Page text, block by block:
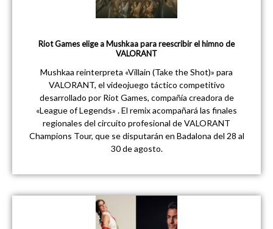
Riot Games elige a Mushkaa para reescribir el himno de
VALORANT
Mushkaa reinterpreta «Villain (Take the Shot)» para
VALORANT, el videojuego táctico competitivo
desarrollado por Riot Games, compañía creadora de
«League of Legends» . El remix acompañará las finales
regionales del circuito profesional de VALORANT
Champions Tour, que se disputarán en Badalona del 28 al
30 de agosto.